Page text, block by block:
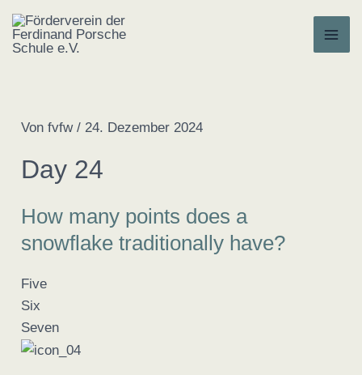
Zum
Inhalt
springen
Vonfvfw/24. Dezember 2024
Day 24
How many points does a
snowflake traditionally have?
Five
Six
Seven